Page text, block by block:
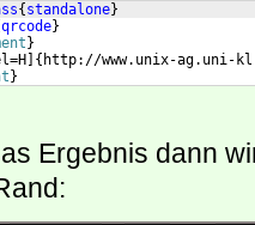
{ standalone}
qrcode}
}
{ http://www.unix-ag.uni-
}
Ergebnis dann